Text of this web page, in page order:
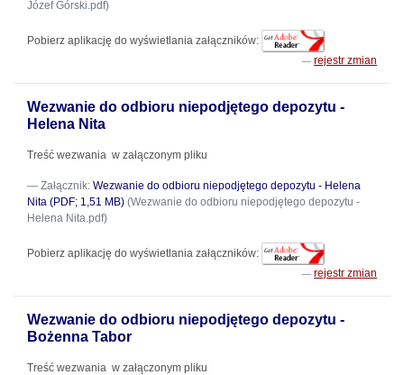
Józef Górski.pdf)
Pobierz aplikację do wyświetlania załączników:
rejestr zmian
Wezwanie do odbioru niepodjętego depozytu -
Helena Nita
Treść wezwania w załączonym pliku
Załącznik: Wezwanie do odbioru niepodjętego depozytu - Helena
Nita (PDF; 1,51 MB) (Wezwanie do odbioru niepodjętego depozytu -
Helena Nita.pdf)
Pobierz aplikację do wyświetlania załączników:
rejestr zmian
Wezwanie do odbioru niepodjętego depozytu -
Bożenna Tabor
Treść wezwania w załączonym pliku